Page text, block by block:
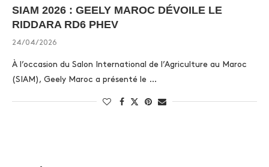
SIAM 2026 : GEELY MAROC DÉVOILE LE
RIDDARA RD6 PHEV
24/04/2026
À l’occasion du Salon International de l’Agriculture au Maroc
(SIAM), Geely Maroc a présenté le …